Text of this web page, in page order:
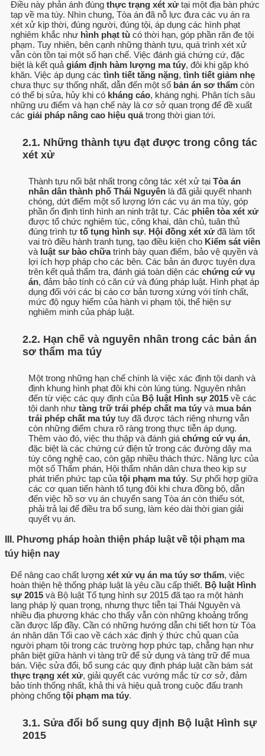
Điều này phản ánh đúng thực trạng xét xử tại một địa bàn phức
tạp về ma túy. Nhìn chung, Tòa án đã nỗ lực đưa các vụ án ra
xét xử kịp thời, đúng người, đúng tội, áp dụng các hình phạt
nghiêm khắc như hình phạt tù có thời hạn, góp phần răn đe tội
phạm. Tuy nhiên, bên cạnh những thành tựu, quá trình xét xử
vẫn còn tồn tại một số hạn chế. Việc đánh giá chứng cứ, đặc
biệt là kết quả giám định hàm lượng ma túy, đôi khi gặp khó
khăn. Việc áp dụng các tình tiết tăng nặng, tình tiết giảm nhẹ
chưa thực sự thống nhất, dẫn đến một số bản án sơ thẩm còn
có thể bị sửa, hủy khi có kháng cáo, kháng nghị. Phân tích sâu
những ưu điểm và hạn chế này là cơ sở quan trọng để đề xuất
các giải pháp nâng cao hiệu quảtrong thời gian tới.
2.1. Những thành tựu đạt được trong công tác
xét xử
Thành tựu nổi bật nhất trong công tác xét xử tại Tòa án
nhân dân thành phố Thái Nguyên là đã giải quyết nhanh
chóng, dứt điểm một số lượng lớn các vụ án ma túy, góp
phần ổn định tình hình an ninh trật tự. Các phiên tòa xét xử
được tổ chức nghiêm túc, công khai, dân chủ, tuân thủ
đúng trình tự tố tụng hình sự. Hội đồng xét xử đã làm tốt
vai trò điều hành tranh tụng, tạo điều kiện cho Kiểm sát viên
và luật sư bào chữatrình bày quan điểm, bảo vệ quyền và
lợi ích hợp pháp cho các bên. Các bản án được tuyên dựa
trên kết quả thẩm tra, đánh giá toàn diện các chứng cứ vụ
án, đảm bảo tính có căn cứ và đúng pháp luật. Hình phạt áp
dụng đối với các bị cáo cơ bản tương xứng với tính chất,
mức độ nguy hiểm của hành vi phạm tội, thể hiện sự
nghiêm minh của pháp luật.
2.2. Hạn chế và nguyên nhân trong các bản án
sơ thẩm ma túy
Một trong những hạn chế chính là việc xác định tội danh và
định khung hình phạt đôi khi còn lúng túng. Nguyên nhân
đến từ việc các quy định của Bộ luật Hình sự 2015 về các
tội danh như tàng trữ trái phép chất ma túy và mua bán
trái phép chất ma túy tuy đã được tách riêng nhưng vẫn
còn những điểm chưa rõ ràng trong thực tiễn áp dụng.
Thêm vào đó, việc thu thập và đánh giá chứng cứ vụ án,
đặc biệt là các chứng cứ điện tử trong các đường dây ma
túy công nghệ cao, còn gặp nhiều thách thức. Năng lực của
một số Thẩm phán, Hội thẩm nhân dân chưa theo kịp sự
phát triển phức tạp của tội phạm ma túy. Sự phối hợp giữa
các cơ quan tiến hành tố tụng đôi khi chưa đồng bộ, dẫn
đến việc hồ sơ vụ án chuyển sang Tòa án còn thiếu sót,
phải trả lại để điều tra bổ sung, làm kéo dài thời gian giải
quyết vụ án.
III. Phương pháp hoàn thiện pháp luật về tội phạm ma
túy hiện nay
Để nâng cao chất lượng xét xử vụ án ma túy sơ thẩm, việc
hoàn thiện hệ thống pháp luật là yêu cầu cấp thiết. Bộ luật Hình
sự 2015 và Bộ luật Tố tụng hình sự 2015 đã tạo ra một hành
lang pháp lý quan trọng, nhưng thực tiễn tại Thái Nguyên và
nhiều địa phương khác cho thấy vẫn còn những khoảng trống
cần được lấp đầy. Cần có những hướng dẫn chi tiết hơn từ Tòa
án nhân dân Tối cao về cách xác định ý thức chủ quan của
người phạm tội trong các trường hợp phức tạp, chẳng hạn như
phân biệt giữa hành vi tàng trữ để sử dụng và tàng trữ để mua
bán. Việc sửa đổi, bổ sung các quy định pháp luật cần bám sát
thực trạng xét xử, giải quyết các vướng mắc từ cơ sở, đảm
bảo tính thống nhất, khả thi và hiệu quả trong cuộc đấu tranh
phòng chống tội phạm ma túy.
3.1. Sửa đổi bổ sung quy định Bộ luật Hình sự
2015